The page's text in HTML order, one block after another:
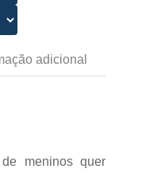
adicional
meninos quer